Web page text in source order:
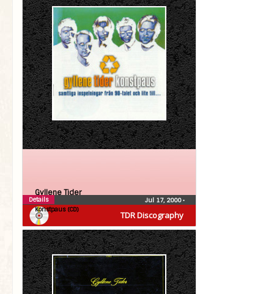
TDR Discography
Gyllene Tider
Konstpaus (CD)
Jul 17, 2000•
Details